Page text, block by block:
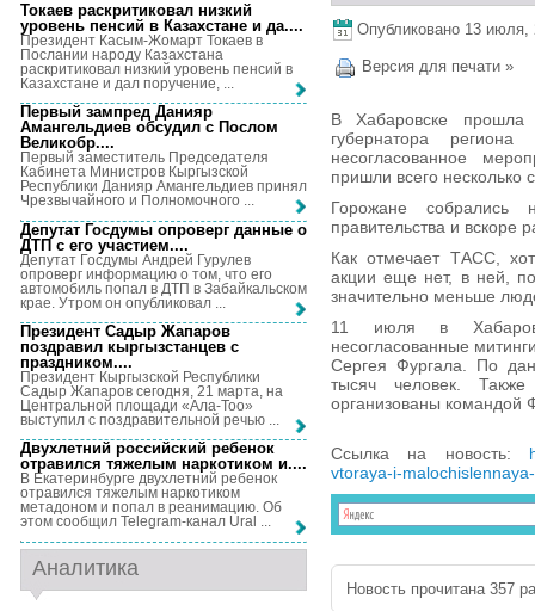
Опубликовано 13 июля,
Версия для печати »
В Хабаровске прошла
губернатора
несогласованное
пришли всего несколько
Горожане
правительства и вскоре
Как отмечает ТАСС,
акции еще нет, в ней,
значительно меньше
11 июля в
несогласованные
Сергея Фургала. По
тысяч человек.
организованы командой
Ссылка на новость:
vtoraya-i-
Новость прочитана 357
Токаев раскритиковал низкий
уровень пенсий в Казахстане и да....
Президент Касым-Жомарт Токаев в
Послании народу Казахстана
раскритиковал низкий уровень пенсий в
Казахстане и дал поручение, ...
Первый зампред Данияр
Амангельдиев обсудил с Послом
Великобр....
Первый заместитель Председателя
Кабинета Министров Кыргызской
Республики Данияр Амангельдиев принял
Чрезвычайного и Полномочного ...
Депутат Госдумы опроверг данные о
ДТП с его участием....
Депутат Госдумы Андрей Гурулев
опроверг информацию о том, что его
автомобиль попал в ДТП в Забайкальском
крае. Утром он опубликовал ...
Президент Садыр Жапаров
поздравил кыргызстанцев с
праздником....
Президент Кыргызской Республики
Садыр Жапаров сегодня, 21 марта, на
Центральной площади «Ала-Тоо»
выступил с поздравительной речью ...
Двухлетний российский ребенок
отравился тяжелым наркотиком и....
В Екатеринбурге двухлетний ребенок
отравился тяжелым наркотиком
метадоном и попал в реанимацию. Об
этом сообщил Telegram-канал Ural ...
Аналитика